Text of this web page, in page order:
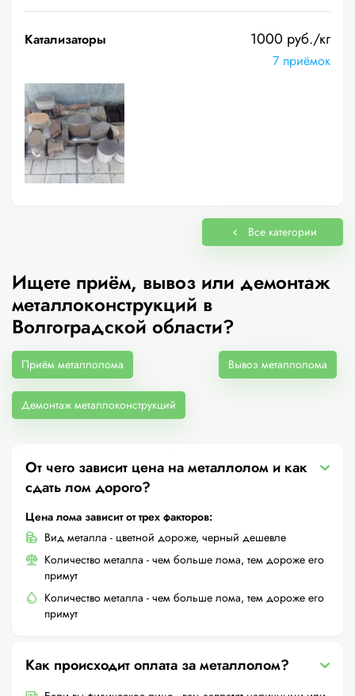
Катализаторы 1000 руб./кг
7 приёмок
Все категории
Ищете приём, вывоз или демонтаж
металлоконструкций в
Волгоградской области?
Приём металлолома Вывоз металлолома
Демонтаж металлоконструкций
От чего зависит цена на металлолом и как
сдать лом дорого?
Цена лома зависит от трех факторов:
Вид металла - цветной дороже, черный дешевле
Количество металла - чем больше лома, тем дороже его
примут
Количество металла - чем больше лома, тем дороже его
примут
Как происходит оплата за металлолом?